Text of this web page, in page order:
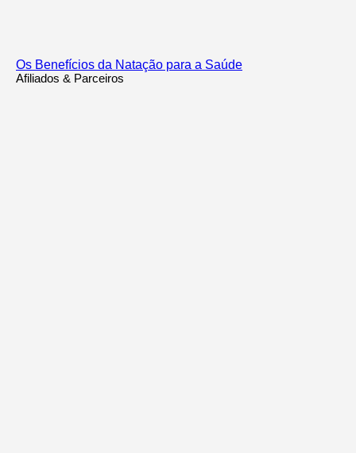
Os Benefícios da Natação para a Saúde
Afiliados & Parceiros